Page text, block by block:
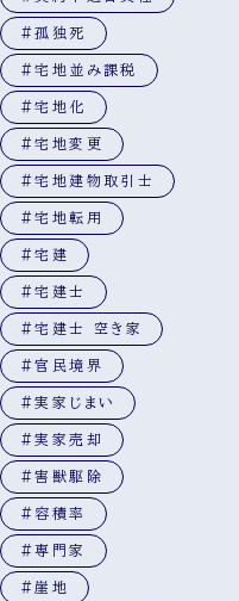
#孤独死
#宅地並み課税
#宅地化
#宅地変更
#宅地建物取引士
#宅地転用
#宅建
#宅建士
#宅建士 空き家
#官民境界
#実家じまい
#実家売却
#害獣駆除
#容積率
#専門家
#崖地